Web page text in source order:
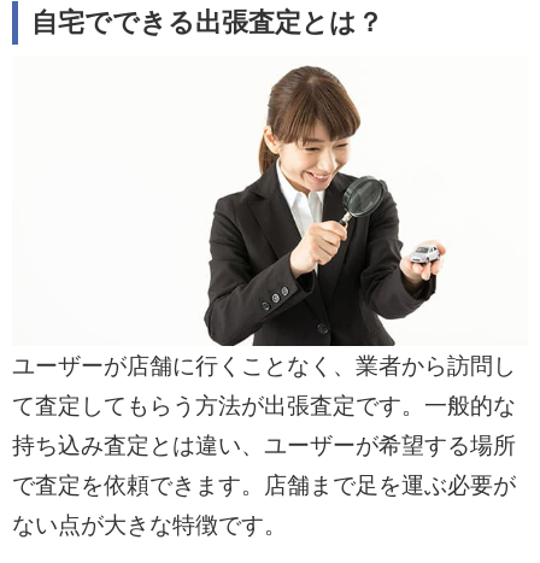
自宅でできる出張査定とは？
ユーザーが店舗に行くことなく、業者から訪問し
て査定してもらう方法が出張査定です。一般的な
持ち込み査定とは違い、ユーザーが希望する場所
で査定を依頼できます。店舗まで足を運ぶ必要が
ない点が大きな特徴です。